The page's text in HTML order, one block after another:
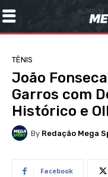
TÊNIS
João
Garros com
Histórico e
By Redação Mega
Facebook